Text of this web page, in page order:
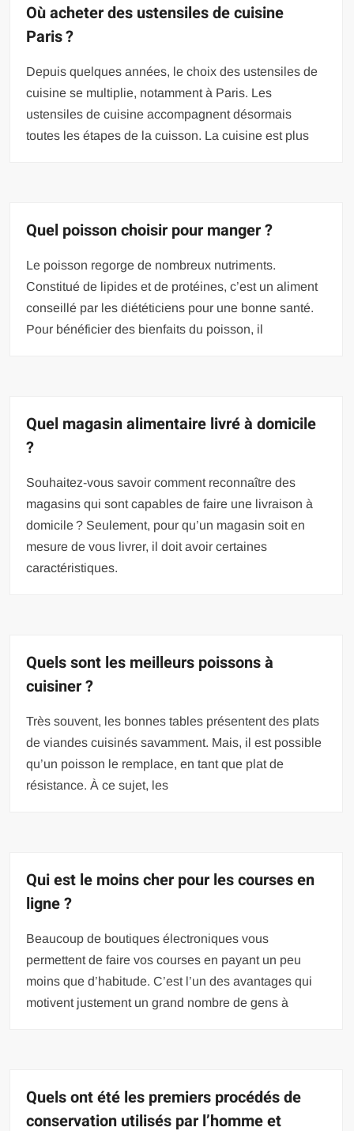
Où acheter des ustensiles de cuisine
Paris ?
Depuis quelques années, le choix des ustensiles de
cuisine se multiplie, notamment à Paris. Les
ustensiles de cuisine accompagnent désormais
toutes les étapes de la cuisson. La cuisine est plus
Quel poisson choisir pour manger ?
Le poisson regorge de nombreux nutriments.
Constitué de lipides et de protéines, c’est un aliment
conseillé par les diététiciens pour une bonne santé.
Pour bénéficier des bienfaits du poisson, il
Quel magasin alimentaire livré à domicile
?
Souhaitez-vous savoir comment reconnaître des
magasins qui sont capables de faire une livraison à
domicile ? Seulement, pour qu’un magasin soit en
mesure de vous livrer, il doit avoir certaines
caractéristiques.
Quels sont les meilleurs poissons à
cuisiner ?
Très souvent, les bonnes tables présentent des plats
de viandes cuisinés savamment. Mais, il est possible
qu’un poisson le remplace, en tant que plat de
résistance. À ce sujet, les
Qui est le moins cher pour les courses en
ligne ?
Beaucoup de boutiques électroniques vous
permettent de faire vos courses en payant un peu
moins que d’habitude. C’est l’un des avantages qui
motivent justement un grand nombre de gens à
Quels ont été les premiers procédés de
conservation utilisés par l’homme et